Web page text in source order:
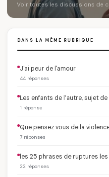
Voir toutes les discussions de
DANS LA MÊME RUBRIQUE
J'ai peur de l'amour
44 réponses
Les enfants de l’autre, sujet
1 réponse
Que pensez vous de la
7 réponses
les 25 phrases de ruptures
22 réponses